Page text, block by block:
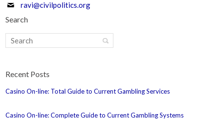
ravi@civilpolitics.org
Search
Recent Posts
Casino On-line: Total Guide to Current Gambling Services
Casino On-line: Complete Guide to Current Gambling Systems